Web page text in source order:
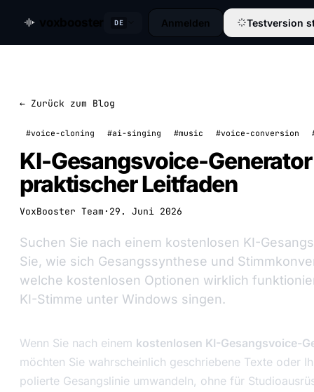
DE Anmelden Testversion
← Zurück zum Blog
#voice-cloning #ai-singing #music #voice-conversion
KI-Gesangsvoice-
praktischer Leitfaden
VoxBooster Team · 29. Juni 2026
Suchen Sie nach einem kostenlosen KI-
Sie, wie sich Gesangssynthese und
welche kostenlosen Optionen wirklich
KI-Stimme unter Windows singen.
Wenn Sie nach einem kostenlosen KI-Gesangsvoice-
möchten Sie wahrscheinlich geschriebene Texte oder
polierte Gesangslinie umwandeln, ohne für